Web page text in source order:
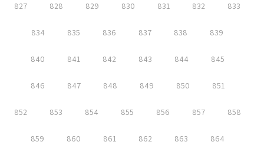
827 828 829 830 831 832 833
834 835 836 837 838 839
840 841 842 843 844 845
846 847 848 849 850 851
852 853 854 855 856 857 858
859 860 861 862 863 864